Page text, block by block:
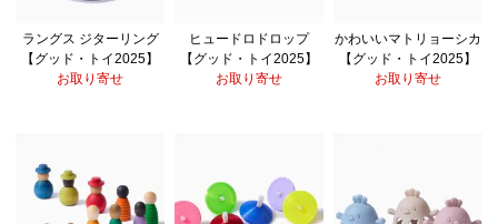
ラングス ジターリング
【グッド・トイ2025】
お取り寄せ
ヒュードロドロップ
【グッド・トイ2025】
お取り寄せ
かわいいマトリョーシカ
【グッド・トイ2025】
お取り寄せ